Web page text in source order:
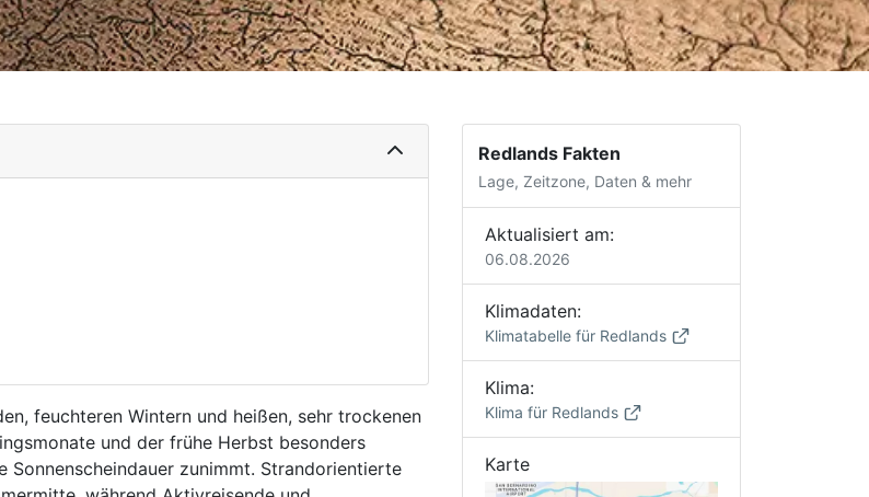
feuchteren Wintern und heißen, sehr trockenen
und der frühe Herbst besonders
zunimmt. Strandorientierte
Redlands Fakten
Lage, Zeitzone, Daten & mehr
Aktualisiert am:
06.08.2026
Klimadaten:
Klimatabelle für Redlands
Klima:
Klima für Redlands
Karte